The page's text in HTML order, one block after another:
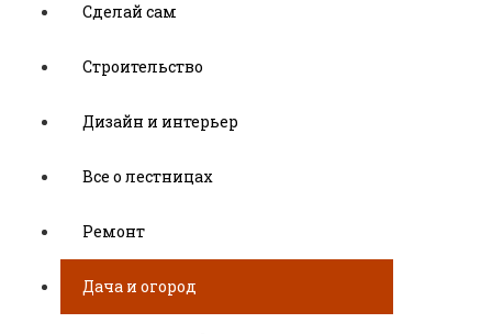
Сделай сам
Строительство
Дизайн и интерьер
Все о лестницах
Ремонт
Дача и огород